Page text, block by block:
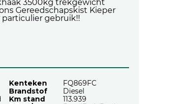
3500kg trekgewicht
Gereedschapskist Kieper
gebruik!!
Kenteken
FQ869FC
Brandstof
Diesel
Km stand
113.939